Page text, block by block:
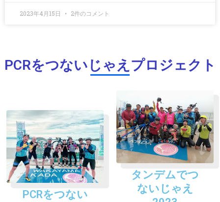
2023年4月15日 2件のコメント
PCRをつないじゃえプロジェクト
PCRをつない
タンデムでつ
ないじゃえ